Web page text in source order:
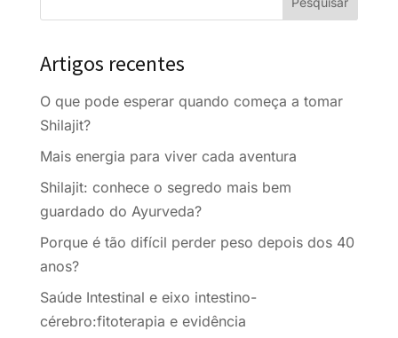
Artigos recentes
O que pode esperar quando começa a tomar
Shilajit?
Mais energia para viver cada aventura
Shilajit: conhece o segredo mais bem
guardado do Ayurveda?
Porque é tão difícil perder peso depois dos 40
anos?
Saúde Intestinal e eixo intestino-
cérebro:fitoterapia e evidência